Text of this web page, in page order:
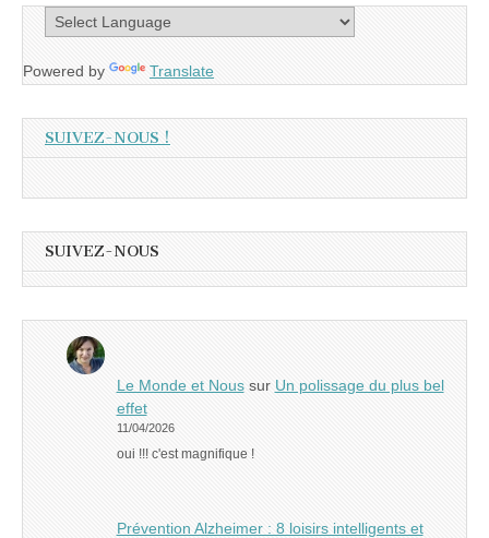
Powered by Translate
SUIVEZ-NOUS !
SUIVEZ-NOUS
Le Monde et Noussur Un polissage du plus bel
effet
11/04/2026
oui !!! c'est magnifique !
Prévention Alzheimer : 8 loisirs intelligents et